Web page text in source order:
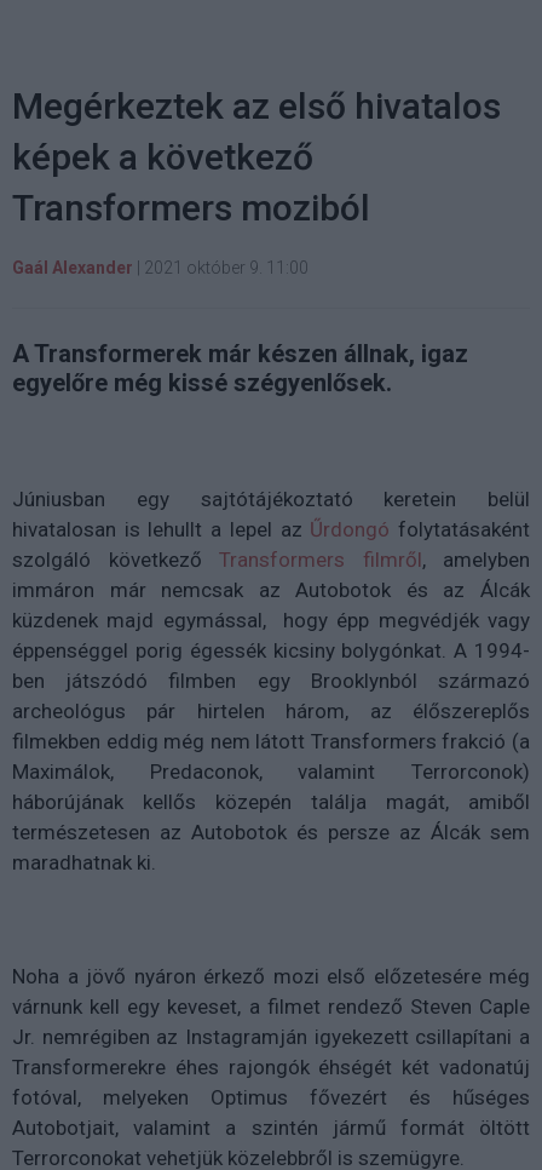
Megérkeztek az első hivatalos
képek a következő
Transformers moziból
Gaál Alexander | 2021 október 9. 11:00
A Transformerek már készen állnak, igaz
egyelőre még kissé szégyenlősek.
Júniusban egy sajtótájékoztató keretein belül
hivatalosan is lehullt a lepel az Űrdongó folytatásaként
szolgáló következő Transformers filmről, amelyben
immáron már nemcsak az Autobotok és az Álcák
küzdenek majd egymással, hogy épp megvédjék vagy
éppenséggel porig égessék kicsiny bolygónkat. A 1994-
ben játszódó filmben egy Brooklynból származó
archeológus pár hirtelen három, az élőszereplős
filmekben eddig még nem látott Transformers frakció (a
Maximálok, Predaconok, valamint Terrorconok)
háborújának kellős közepén találja magát, amiből
természetesen az Autobotok és persze az Álcák sem
maradhatnak ki.
Noha a jövő nyáron érkező mozi első előzetesére még
várnunk kell egy keveset, a filmet rendező Steven Caple
Jr. nemrégiben az Instagramján igyekezett csillapítani a
Transformerekre éhes rajongók éhségét két vadonatúj
fotóval, melyeken Optimus fővezért és hűséges
Autobotjait, valamint a szintén jármű formát öltött
Terrorconokat vehetjük közelebbről is szemügyre.